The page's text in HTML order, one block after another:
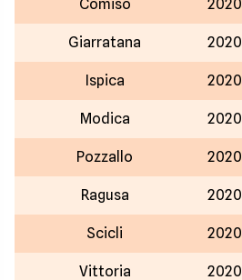
Comiso 2020
Giarratana 2020
Ispica 2020
Modica 2020
Pozzallo 2020
Ragusa 2020
Scicli 2020
Vittoria 2020